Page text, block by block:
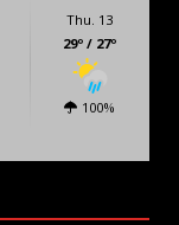
Thu. 13
29º / 27º
100%